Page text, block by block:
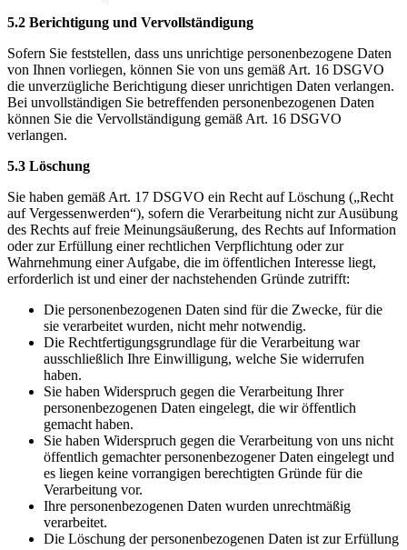
5.2 Berichtigung und Vervollständigung
Sofern Sie feststellen, dass uns unrichtige personenbezogene Daten
von Ihnen vorliegen, können Sie von uns gemäß Art. 16 DSGVO
die unverzügliche Berichtigung dieser unrichtigen Daten verlangen.
Bei unvollständigen Sie betreffenden personenbezogenen Daten
können Sie die Vervollständigung gemäß Art. 16 DSGVO
verlangen.
5.3 Löschung
Sie haben gemäß Art. 17 DSGVO ein Recht auf Löschung („Recht
auf Vergessenwerden“), sofern die Verarbeitung nicht zur Ausübung
des Rechts auf freie Meinungsäußerung, des Rechts auf Information
oder zur Erfüllung einer rechtlichen Verpflichtung oder zur
Wahrnehmung einer Aufgabe, die im öffentlichen Interesse liegt,
erforderlich ist und einer der nachstehenden Gründe zutrifft:
Die personenbezogenen Daten sind für die Zwecke, für die
sie verarbeitet wurden, nicht mehr notwendig.
Die Rechtfertigungsgrundlage für die Verarbeitung war
ausschließlich Ihre Einwilligung, welche Sie widerrufen
haben.
Sie haben Widerspruch gegen die Verarbeitung Ihrer
personenbezogenen Daten eingelegt, die wir öffentlich
gemacht haben.
Sie haben Widerspruch gegen die Verarbeitung von uns nicht
öffentlich gemachter personenbezogener Daten eingelegt und
es liegen keine vorrangigen berechtigten Gründe für die
Verarbeitung vor.
Ihre personenbezogenen Daten wurden unrechtmäßig
verarbeitet.
Die Löschung der personenbezogenen Daten ist zur Erfüllung